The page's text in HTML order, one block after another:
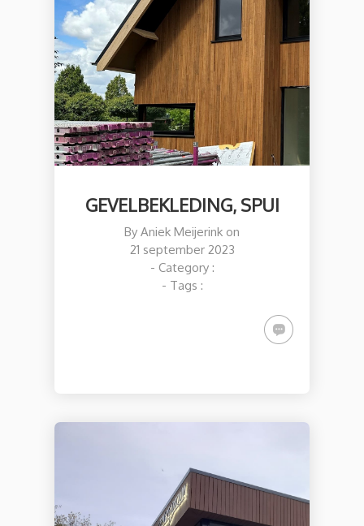
GEVELBEKLEDING, SPUI
By Aniek Meijerink on
21 september 2023
- Category :
- Tags :